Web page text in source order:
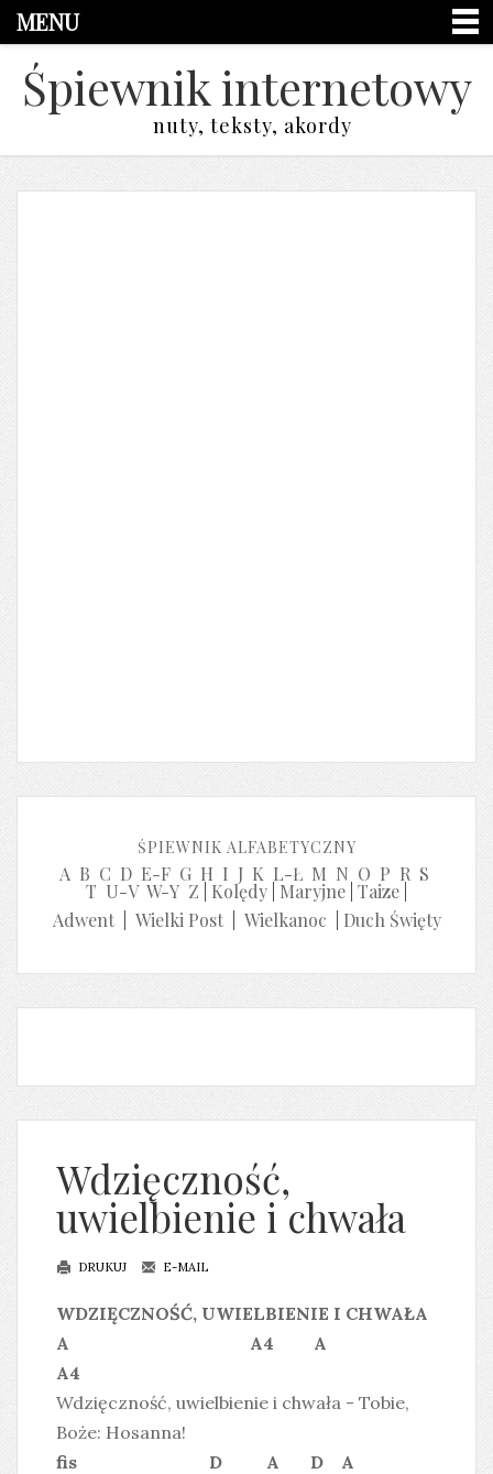
MENU
Śpiewnik internetowy
nuty, teksty, akordy
ŚPIEWNIK ALFABETYCZNY
A B C D E-F G H I J K L-Ł M N O P R S
T U-V W-Y Z Kolędy Maryjne Taize
Adwent| Wielki Post| Wielkanoc Duch Święty
Wdzięczność,
uwielbienie i chwała
DRUKUJ E-MAIL
WDZIĘCZNOŚĆ, UWIELBIENIE I CHWAŁA
A A4 A
A4
Wdzięczność, uwielbienie i chwała - Tobie,
Boże: Hosanna!
fis D A D A